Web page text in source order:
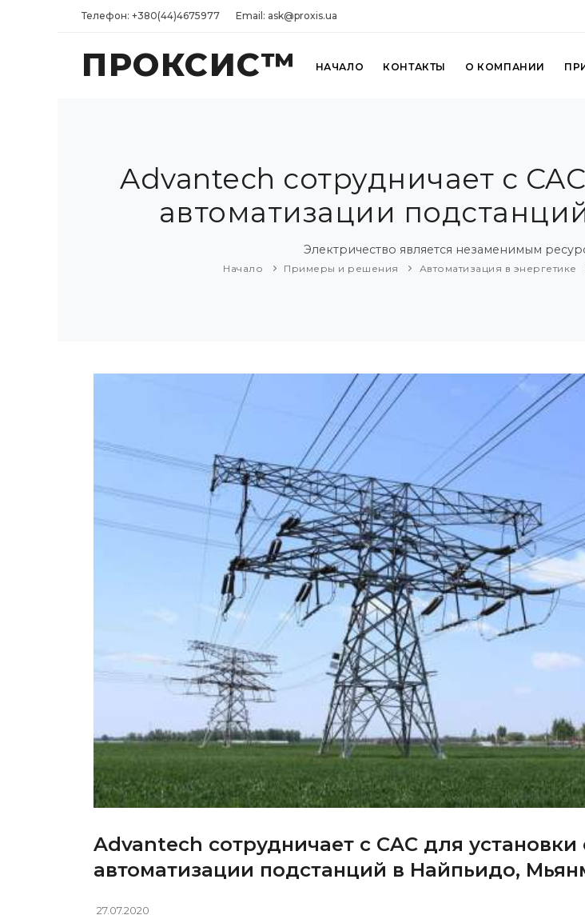
Телефон: +380(44)4675977 Email: ask@proxis.ua
ПРОКСИС™ НАЧАЛО КОНТАКТЫ О КОМПАНИИ
Advantech сотрудничает с
автоматизации
Электричество является незаменимым
Начало Примеры и решения Автоматизация в энергетике
Advantech сотрудничает с CAC для установки
автоматизации подстанций в Найпьидо,
27.07.2020